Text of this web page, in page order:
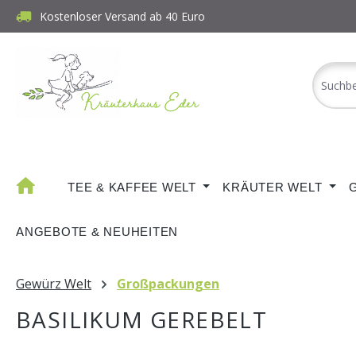
Hauptinhalt springen
Zur Suche springen
Zur Hauptnavigation springen
Kostenloser Versand ab 40 Euro
TEE & KAFFEE WELT KRÄUTER WELT
ANGEBOTE & NEUHEITEN
Gewürz Welt Großpackungen
BASILIKUM GEREBELT